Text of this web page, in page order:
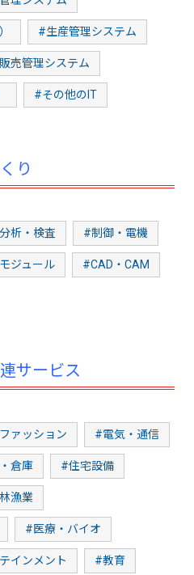
#生産管理システム
売管理システム
#その他のIT
り
析・検査 #制御・電機
ジュール #CAD・CAM
サービス
ァッション #電気・通信
倉庫 #住宅設備
漁業
#医療・バイオ
インメント #教育